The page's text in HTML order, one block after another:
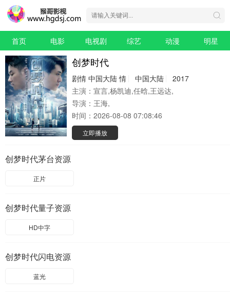
首页 电影 电视剧 综艺 动漫 明星
创梦时代
剧情 中国大陆 情 中国大陆
2017
主演： 宣言,杨凯迪,任晗,王远达,
导演： 王海,
时间： 2026-08-08 07:08:46
立即播放
创梦时代茅台资源
正片
创梦时代量子资源
HD中字
创梦时代闪电资源
蓝光